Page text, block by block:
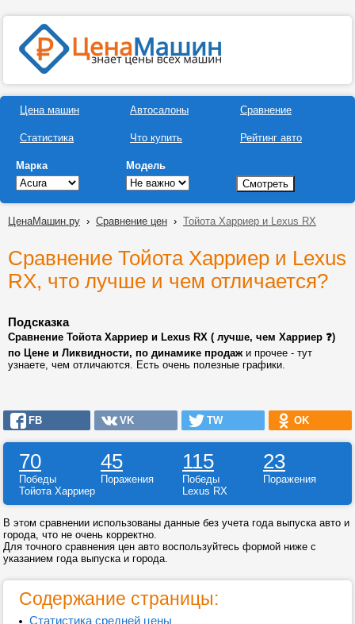
Цена машин
Статистика
Автосалоны
Что купить
Сравнение
Рейтинг авто
Марка Модель
ЦенаМашин.ру › Сравнение цен › Тойота Харриер и Lexus RX
Сравнение Тойота Харриер и Lexus
RX, что лучше и чем отличается?
Подсказка
Сравнение Тойота Харриер и Lexus RX ( лучше, чем Харриер ❓)
по Цене и Ликвидности, по динамике продажи прочее - тут
узнаете, чем отличаются. Есть очень полезные графики.
FB VK TW OK
70 45 115 23
Победы Поражения Победы
Поражения
Тойота Харриер
Lexus RX
В этом сравнении использованы данные без учета года выпуска авто и
города, что не очень корректно.
Для точного сравнения цен авто воспользуйтесь формой ниже с
указанием года выпуска и города.
Содержание страницы:
Статистика средней цены